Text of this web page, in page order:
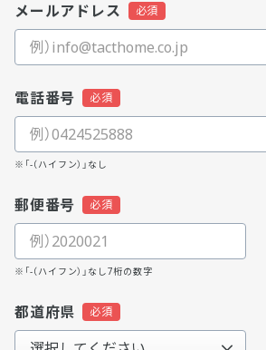
メールアドレス
電話番号
※「-（ハイフン）」なし
郵便番号
※「-（ハイフン）」なし7桁の数字
都道府県